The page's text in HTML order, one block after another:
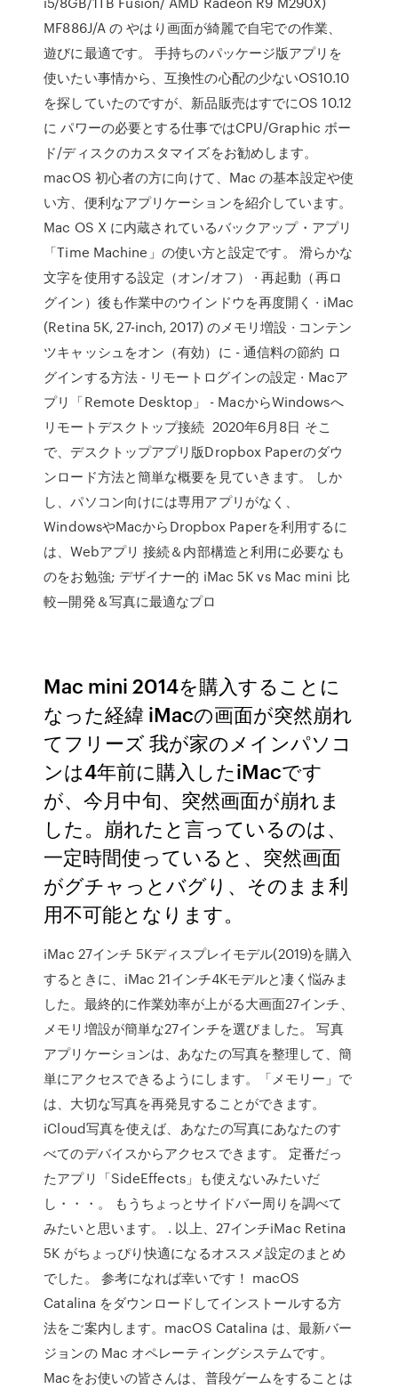
MF886J/A の やはり画面が綺麗で自宅での作業、
遊びに最適です。 手持ちのパッケージ版アプリを
使いたい事情から、互換性の心配の少ないOS10.10
を探していたのですが、新品販売はすでにOS 10.12
に パワーの必要とする仕事ではCPU/Graphic ボー
ド/ディスクのカスタマイズをお勧めします。
macOS 初心者の方に向けて、Mac の基本設定や使
い方、便利なアプリケーションを紹介しています。
Mac OS X に内蔵されているバックアップ・アプリ
「Time Machine」の使い方と設定です。 滑らかな
文字を使用する設定（オン/オフ） · 再起動（再ロ
グイン）後も作業中のウインドウを再度開く · iMac
(Retina 5K, 27-inch, 2017) のメモリ増設 · コンテン
ツキャッシュをオン（有効）に - 通信料の節約 ロ
グインする方法 - リモートログインの設定 · Macア
プリ「Remote Desktop」 - MacからWindowsへ
リモートデスクトップ接続 2020年6月8日 そこ
で、デスクトップアプリ版Dropbox Paperのダウ
ンロード方法と簡単な概要を見ていきます。 しか
し、パソコン向けには専用アプリがなく、
WindowsやMacからDropbox Paperを利用するに
は、Webアプリ 接続＆内部構造と利用に必要なも
のをお勉強; デザイナー的 iMac 5K vs Mac mini 比
較—開発＆写真に最適なプロ
Mac mini 2014を購入することに
なった経緯 iMacの画面が突然崩れ
てフリーズ 我が家のメインパソコ
ンは4年前に購入したiMacです
が、今月中旬、突然画面が崩れま
した。崩れたと言っているのは、
一定時間使っていると、突然画面
がグチャっとバグり、そのまま利
用不可能となります。
iMac 27インチ 5Kディスプレイモデル(2019)を購入
するときに、iMac 21インチ4Kモデルと凄く悩みま
した。最終的に作業効率が上がる大画面27インチ、
メモリ増設が簡単な27インチを選びました。 写真
アプリケーションは、あなたの写真を整理して、簡
単にアクセスできるようにします。「メモリー」で
は、大切な写真を再発見することができます。
iCloud写真を使えば、あなたの写真にあなたのす
べてのデバイスからアクセスできます。 定番だっ
たアプリ「SideEffects」も使えないみたいだ
し・・・。 もうちょっとサイドバー周りを調べて
みたいと思います。 . 以上、27インチiMac Retina
5K がちょっぴり快適になるオススメ設定のまとめ
でした。 参考になれば幸いです！ macOS
Catalina をダウンロードしてインストールする方
法をご案内します。macOS Catalina は、最新バー
ジョンの Mac オペレーティングシステムです。
Macをお使いの皆さんは、普段ゲームをすることは